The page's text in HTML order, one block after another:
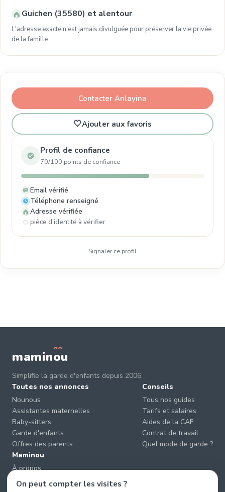
Guichen (35580) et alentour
L'adresse exacte n'est jamais divulguée pour préserver la vie privée
de la famille.
Contacter Anlayina
🤍Ajouter aux favoris
Profil de confiance
70/100 points de confiance
Email vérifié
Téléphone renseigné
Adresse vérifiée
pièce d'identité à vérifier
Signaler ce profil
maminou
Simplifie la garde d'enfants depuis 2006.
Toutes nos annonces
Nounous
Assistantes maternelles
Baby-sitters
Garde d'enfants
Offres des parents
Conseils
Tous nos guides
Tarifs et salaires
Aides de la CAF
Contrat de travail
Quel mode de garde ?
Maminou
À propos
Nous contacter
On peut compter les visites ?